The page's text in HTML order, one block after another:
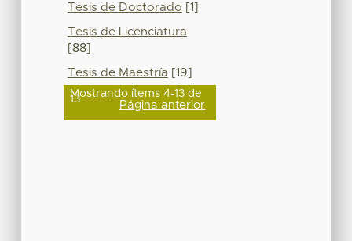
Tesis de Doctorado [1]
Tesis de Licenciatura
[88]
Tesis de Maestría [19]
Mostrando ítems 4-13 de
13 Página anterior